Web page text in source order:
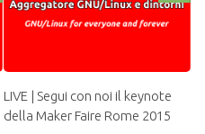
LIVE | Segui con noi il keynote
della Maker Faire Rome 2015